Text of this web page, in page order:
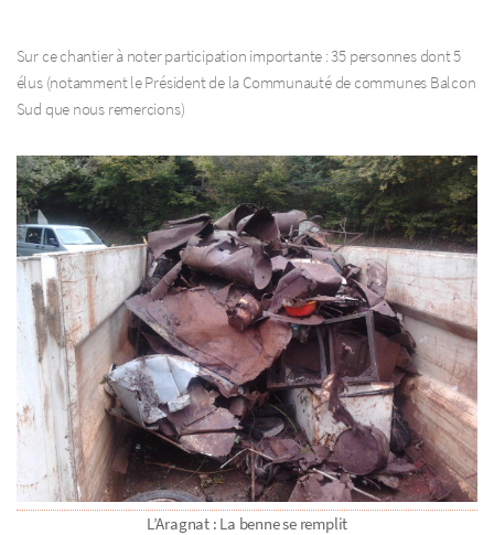
Sur ce chantier à noter participation importante : 35 personnes dont 5
élus (notamment le Président de la Communauté de communes Balcon
Sud que nous remercions)
L’Aragnat : La benne se remplit